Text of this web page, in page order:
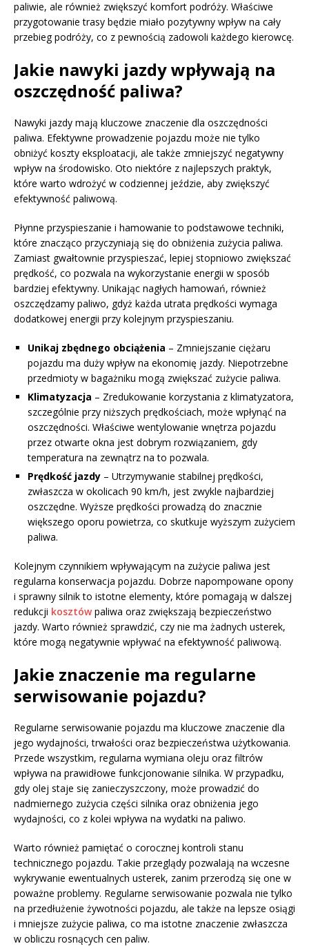
paliwie, ale również zwiększyć komfort podróży. Właściwe
przygotowanie trasy będzie miało pozytywny wpływ na cały
przebieg podróży, co z pewnością zadowoli każdego kierowcę.
Jakie nawyki jazdy wpływają na
oszczędność paliwa?
Nawyki jazdy mają kluczowe znaczenie dla oszczędności
paliwa. Efektywne prowadzenie pojazdu może nie tylko
obniżyć koszty eksploatacji, ale także zmniejszyć negatywny
wpływ na środowisko. Oto niektóre z najlepszych praktyk,
które warto wdrożyć w codziennej jeździe, aby zwiększyć
efektywność paliwową.
Płynne przyspieszanie i hamowanie to podstawowe techniki,
które znacząco przyczyniają się do obniżenia zużycia paliwa.
Zamiast gwałtownie przyspieszać, lepiej stopniowo zwiększać
prędkość, co pozwala na wykorzystanie energii w sposób
bardziej efektywny. Unikając nagłych hamowań, również
oszczędzamy paliwo, gdyż każda utrata prędkości wymaga
dodatkowej energii przy kolejnym przyspieszaniu.
Unikaj zbędnego obciążenia – Zmniejszanie ciężaru
pojazdu ma duży wpływ na ekonomię jazdy. Niepotrzebne
przedmioty w bagażniku mogą zwiększać zużycie paliwa.
Klimatyzacja – Zredukowanie korzystania z klimatyzatora,
szczególnie przy niższych prędkościach, może wpłynąć na
oszczędności. Właściwe wentylowanie wnętrza pojazdu
przez otwarte okna jest dobrym rozwiązaniem, gdy
temperatura na zewnątrz na to pozwala.
Prędkość jazdy – Utrzymywanie stabilnej prędkości,
zwłaszcza w okolicach 90 km/h, jest zwykle najbardziej
oszczędne. Wyższe prędkości prowadzą do znacznie
większego oporu powietrza, co skutkuje wyższym zużyciem
paliwa.
Kolejnym czynnikiem wpływającym na zużycie paliwa jest
regularna konserwacja pojazdu. Dobrze napompowane opony
i sprawny silnik to istotne elementy, które pomagają w dalszej
redukcji kosztówpaliwa oraz zwiększają bezpieczeństwo
jazdy. Warto również sprawdzić, czy nie ma żadnych usterek,
które mogą negatywnie wpływać na efektywność paliwową.
Jakie znaczenie ma regularne
serwisowanie pojazdu?
Regularne serwisowanie pojazdu ma kluczowe znaczenie dla
jego wydajności, trwałości oraz bezpieczeństwa użytkowania.
Przede wszystkim, regularna wymiana oleju oraz filtrów
wpływa na prawidłowe funkcjonowanie silnika. W przypadku,
gdy olej staje się zanieczyszczony, może prowadzić do
nadmiernego zużycia części silnika oraz obniżenia jego
wydajności, co z kolei wpływa na wydatki na paliwo.
Warto również pamiętać o corocznej kontroli stanu
technicznego pojazdu. Takie przeglądy pozwalają na wczesne
wykrywanie ewentualnych usterek, zanim przerodzą się one w
poważne problemy. Regularne serwisowanie pozwala nie tylko
na przedłużenie żywotności pojazdu, ale także na lepsze osiągi
i mniejsze zużycie paliwa, co ma istotne znaczenie zwłaszcza
w obliczu rosnących cen paliw.